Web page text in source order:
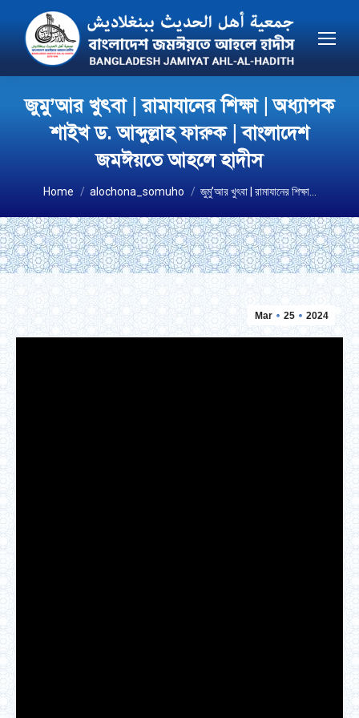
জুমু’আর খুৎবা | রামাযানের শিক্ষা | অধ্যাপক
শাইখ ড. আব্দুল্লাহ ফারুক | বাংলাদেশ
জমঈয়তে আহলে হাদীস
You are here:
Home alochona_somuho জুমু’আর খুৎবা | রামাযানের শিক্ষা…
Mar 25 2024